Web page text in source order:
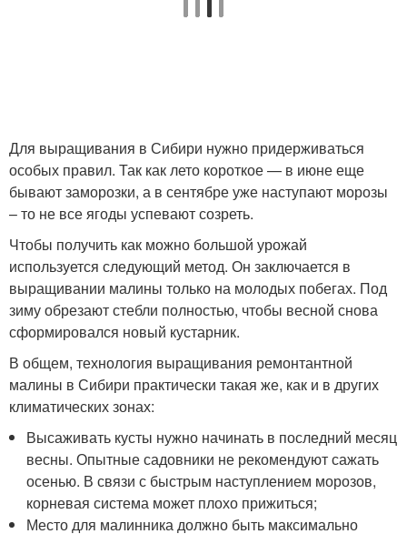
Для выращивания в Сибири нужно придерживаться
особых правил. Так как лето короткое — в июне еще
бывают заморозки, а в сентябре уже наступают морозы
– то не все ягоды успевают созреть.
Чтобы получить как можно большой урожай
используется следующий метод. Он заключается в
выращивании малины только на молодых побегах. Под
зиму обрезают стебли полностью, чтобы весной снова
сформировался новый кустарник.
В общем, технология выращивания ремонтантной
малины в Сибири практически такая же, как и в других
климатических зонах:
Высаживать кусты нужно начинать в последний месяц
весны. Опытные садовники не рекомендуют сажать
осенью. В связи с быстрым наступлением морозов,
корневая система может плохо прижиться;
Место для малинника должно быть максимально